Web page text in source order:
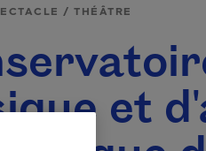
/ THÉÂTRE
et